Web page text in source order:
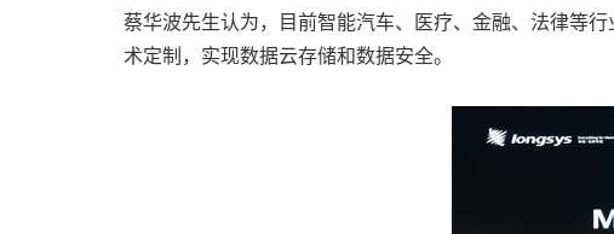
蔡华波先生认为，目前智能汽车、医疗、金融、法律等
术定制，实现数据云存储和数据安全。